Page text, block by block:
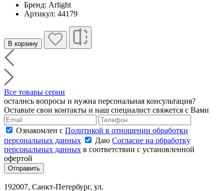
Бренд: Arlight
Артикул: 44179
В корзину
Все товары серии
остались вопросы и нужна персональная консультация?
Оставьте свои контакты и наш специалист свяжется с Вами
Ознакомлен с Политикой в отношении обработки
персональных данных
Даю Согласие на обработку
персональных данных в соответствии с установленной
офертой
Отправить
192007, Санкт-Петербург, ул.